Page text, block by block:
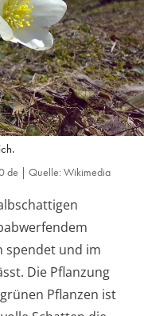
de | Quelle: Wikimedia
spendet und im
Die Pflanzung
Pflanzen ist